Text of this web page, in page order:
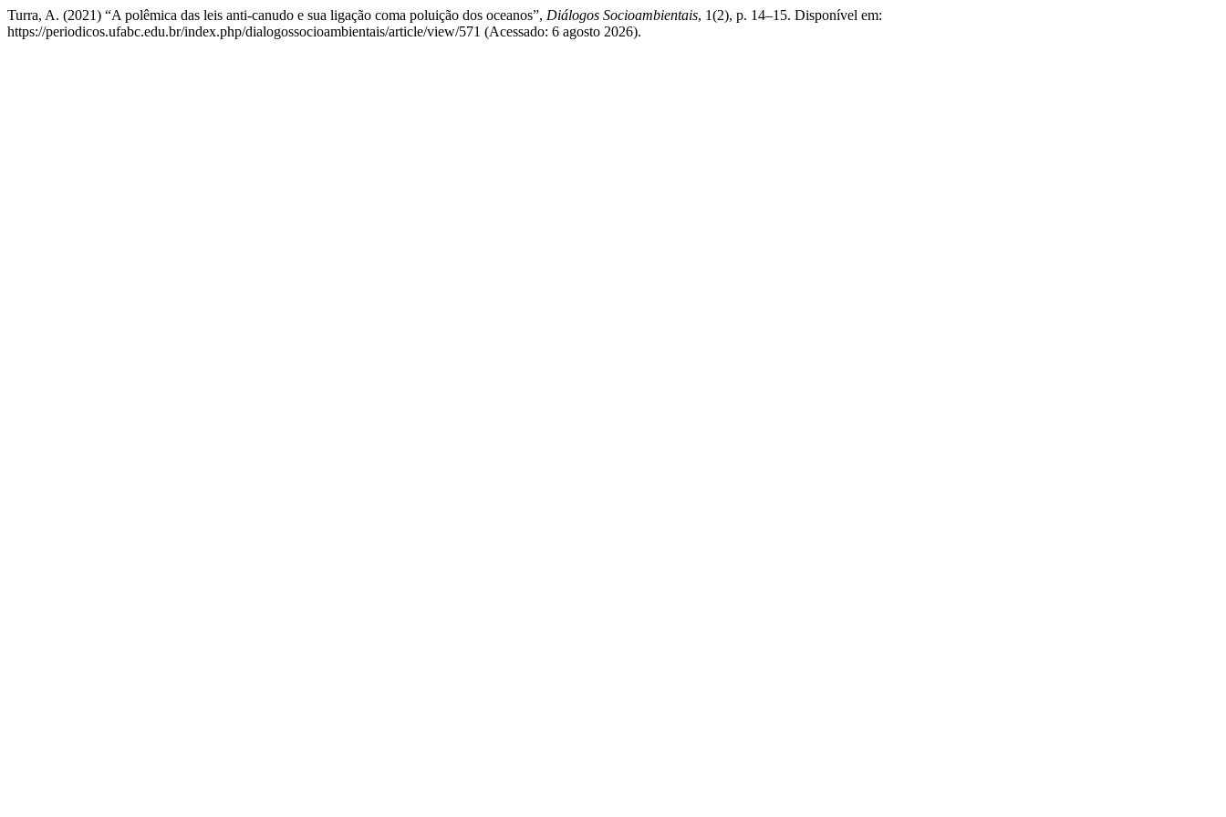
Turra, A. (2021) “A polêmica das leis anti-canudo e sua ligação coma poluição dos oceanos”, Diálogos Socioambientais, 1(2), p. 14–15. Disponível em:
https://periodicos.ufabc.edu.br/index.php/dialogossocioambientais/article/view/571 (Acessado: 6 agosto 2026).